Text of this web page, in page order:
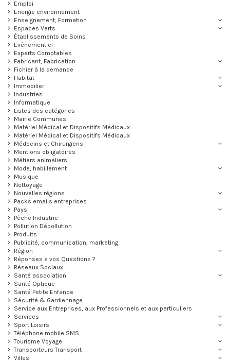
Emploi
Energie environnement
Enseignement, Formation
Espaces Verts
Établissements de Soins
Evènementiel
Experts Comptables
Fabricant, Fabrication
Fichier à la demande
Habitat
Immobilier
Industries
Informatique
Listes des catégories
Mairie Communes
Matériel Médical et Dispositifs Médicaux
Matériel Médical et Dispositifs Médicaux
Médecins et Chirurgiens
Mentions obligatoires
Métiers animaliers
Mode, habillement
Musique
Nettoyage
Nouvelles régions
Packs emails entreprises
Pays
Pêche Industrie
Pollution Dépollution
Produits
Publicité, communication, marketing
Région
Réponses a vos Questions ?
Réseaux Sociaux
Santé association
Santé Optique
Santé Petite Enfance
Sécurité & Gardiennage
Service aux Entreprises, aux Professionnels et aux particuliers
Services
Sport Loisirs
Téléphone mobile SMS
Tourisme Voyage
Transporteurs Transport
Villes